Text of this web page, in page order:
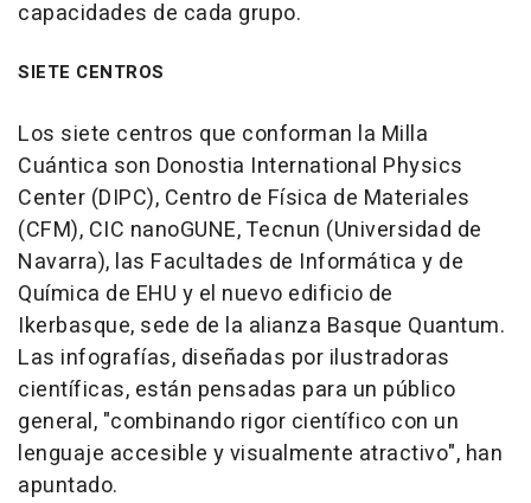
capacidades de cada grupo.
SIETE CENTROS
Los siete centros que conforman la Milla
Cuántica son Donostia International Physics
Center (DIPC), Centro de Física de Materiales
(CFM), CIC nanoGUNE, Tecnun (Universidad de
Navarra), las Facultades de Informática y de
Química de EHU y el nuevo edificio de
Ikerbasque, sede de la alianza Basque Quantum.
Las infografías, diseñadas por ilustradoras
científicas, están pensadas para un público
general, "combinando rigor científico con un
lenguaje accesible y visualmente atractivo", han
apuntado.